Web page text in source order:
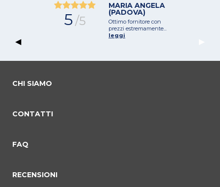
Previous Slide
◀︎
5/5
MARIA ANGELA
(PADOVA)
Ottimo fornitore con
prezzi estremamente...
leggi
CHI SIAMO
CONTATTI
FAQ
RECENSIONI